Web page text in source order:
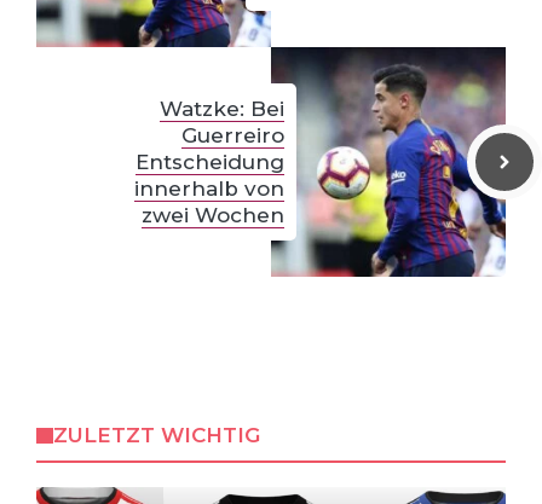
Watzke: Bei
Guerreiro
Entscheidung
innerhalb von
zwei Wochen
ZULETZT WICHTIG